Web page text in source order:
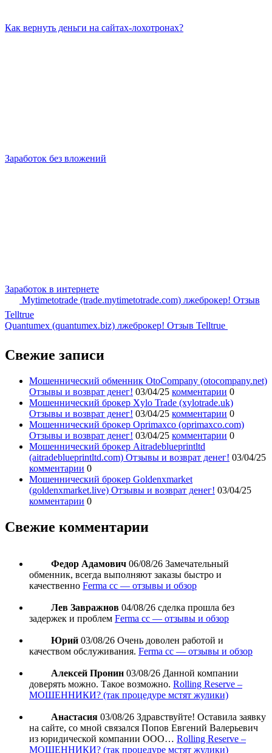
Как вернуть деньги на сайтах-лохотронах?
Заработок без вложений
Заработок в интернете
Mytimetotrade (trade.mytimetotrade.com) лжеброкер! Отзыв
Telltrue
Quantumex (quantumex.biz) лжеброкер! Отзыв Telltrue
Свежие записи
Мошеннический обменник OtoCompany (otocompany.net)
Отзывы и возврат денег! 03/04/25 комментарии 0
Мошеннический брокер Xylo Trade (xylotrade.uk)
Отзывы и возврат денег! 03/04/25 комментарии 0
Мошеннический брокер Oprimaxco (oprimaxco.com)
Отзывы и возврат денег! 03/04/25 комментарии 0
Мошеннический брокер Aitradeblueprintltd
(aitradeblueprintltd.com) Отзывы и возврат денег! 03/04/25
комментарии 0
Мошеннический брокер Goldenxmarket
(goldenxmarket.live) Отзывы и возврат денег! 03/04/25
комментарии 0
Свежие комментарии
Федор Адамович 06/08/26 Замечательный
обменник, всегда выполняют заказы быстро и
качественно Ferma cc — отзывы и обзор
Лев Завражнов 04/08/26 сделка прошла без
задержек и проблем Ferma cc — отзывы и обзор
Юрий 03/08/26 Очень доволен работой и
качеством обслуживания. Ferma cc — отзывы и обзор
Алексей Пронин 03/08/26 Данной компании
доверять можно. Такое возможно. Rolling Reserve –
МОШЕННИКИ? (так процедуре мстят жулики)
Анастасия 03/08/26 Здравствуйте! Оставила заявку
на сайте, со мной связался Попов Евгений Валерьевич
из юридической компании ООО… Rolling Reserve –
МОШЕННИКИ? (так процедуре мстят жулики)